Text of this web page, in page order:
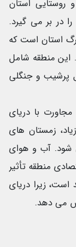
استان
را در بر می گیرد.
استان است که
این منطقه شامل
پرشیب و جنگلی
با دریای
زمستان های
شود. آب و هوای
منطقه تأثیر
است، زیرا دریای
می دهد.